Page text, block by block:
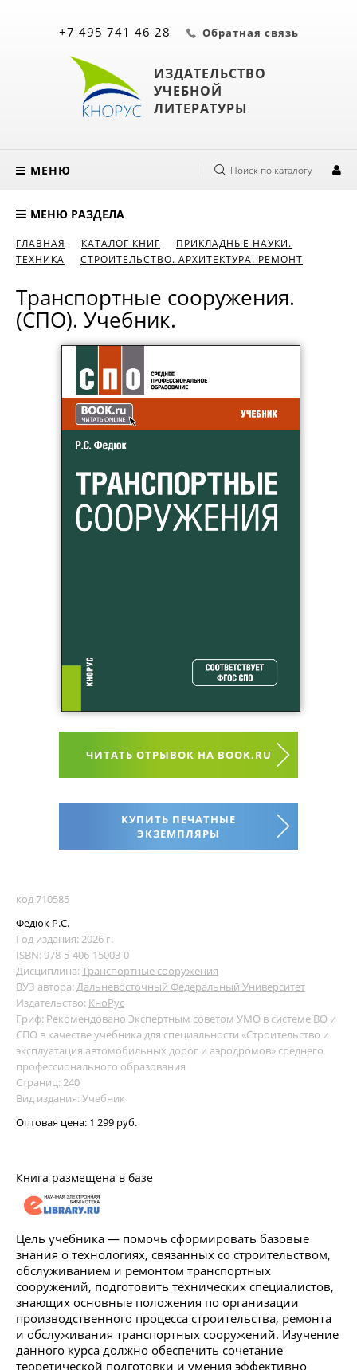
ИЗДАТЕЛЬСТВО
УЧЕБНОЙ
ЛИТЕРАТУРЫ
+7 495 741 46 28 Обратная связь
МЕНЮ Поиск по каталогу
МЕНЮ РАЗДЕЛА
ГЛАВНАЯ КАТАЛОГ КНИГ
ПРИКЛАДНЫЕ НАУКИ.
ТЕХНИКА
СТРОИТЕЛЬСТВО. АРХИТЕКТУРА. РЕМОНТ
Транспортные сооружения.
(СПО). Учебник.
ЧИТАТЬ ОТРЫВОК НА BOOK.RU
КУПИТЬ ПЕЧАТНЫЕ
ЭКЗЕМПЛЯРЫ
код 710585
Федюк Р.С.
Год издания: 2026 г.
ISBN: 978-5-406-15003-0
Дисциплина:Транспортные сооружения
ВУЗ автора:Дальневосточный Федеральный Университет
Издательство: КноРус
Гриф: Рекомендовано Экспертным советом УМО в системе ВО и
СПО в качестве учебника для специальности «Строительство и
эксплуатация автомобильных дорог и аэродромов» среднего
профессионального образования
Страниц: 240
Вид издания: Учебник
Оптовая цена: 1 299 руб.
Книга размещена в базе
Цель учебника — помочь сформировать базовые
знания о технологиях, связанных со строительством,
обслуживанием и ремонтом транспортных
сооружений, подготовить технических специалистов,
знающих основные положения по организации
производственного процесса строительства, ремонта
и обслуживания транспортных сооружений. Изучение
данного курса должно обеспечить сочетание
теоретической подготовки и умения эффективно